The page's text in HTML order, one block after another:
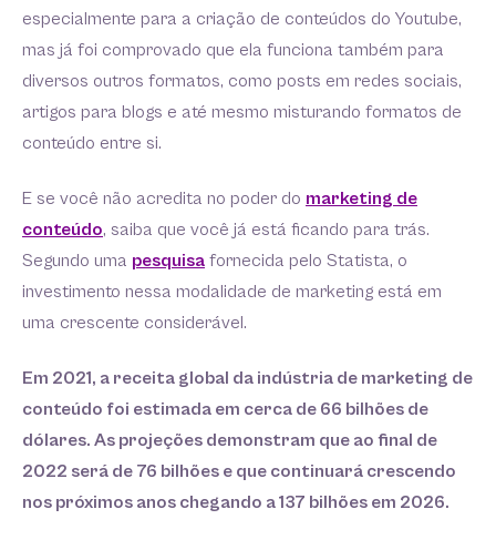
especialmente para a criação de conteúdos do Youtube,
mas já foi comprovado que ela funciona também para
diversos outros formatos, como posts em redes sociais,
artigos para blogs e até mesmo misturando formatos de
conteúdo entre si.
E se você não acredita no poder do marketing de
conteúdo, saiba que você já está ficando para trás.
Segundo uma pesquisa fornecida pelo Statista, o
investimento nessa modalidade de marketing está em
uma crescente considerável.
Em 2021, a receita global da indústria de marketing de
conteúdo foi estimada em cerca de 66 bilhões de
dólares. As projeções demonstram que ao final de
2022 será de 76 bilhões e que continuará crescendo
nos próximos anos chegando a 137 bilhões em 2026.